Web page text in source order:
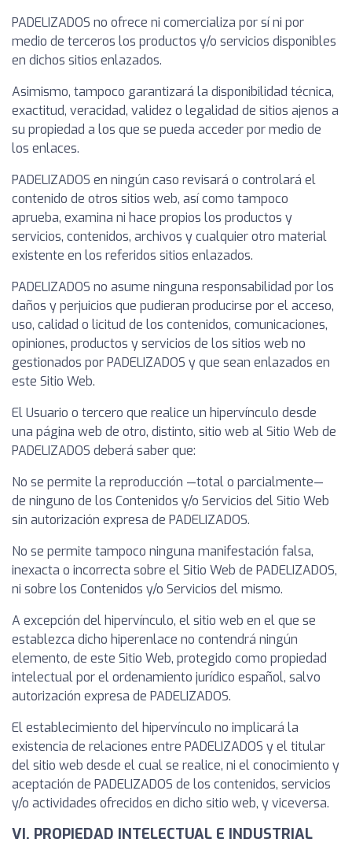
PADELIZADOS no ofrece ni comercializa por sí ni por
medio de terceros los productos y/o servicios disponibles
en dichos sitios enlazados.
Asimismo, tampoco garantizará la disponibilidad técnica,
exactitud, veracidad, validez o legalidad de sitios ajenos a
su propiedad a los que se pueda acceder por medio de
los enlaces.
PADELIZADOS en ningún caso revisará o controlará el
contenido de otros sitios web, así como tampoco
aprueba, examina ni hace propios los productos y
servicios, contenidos, archivos y cualquier otro material
existente en los referidos sitios enlazados.
PADELIZADOS no asume ninguna responsabilidad por los
daños y perjuicios que pudieran producirse por el acceso,
uso, calidad o licitud de los contenidos, comunicaciones,
opiniones, productos y servicios de los sitios web no
gestionados por PADELIZADOS y que sean enlazados en
este Sitio Web.
El Usuario o tercero que realice un hipervínculo desde
una página web de otro, distinto, sitio web al Sitio Web de
PADELIZADOS deberá saber que:
No se permite la reproducción —total o parcialmente—
de ninguno de los Contenidos y/o Servicios del Sitio Web
sin autorización expresa de PADELIZADOS.
No se permite tampoco ninguna manifestación falsa,
inexacta o incorrecta sobre el Sitio Web de PADELIZADOS,
ni sobre los Contenidos y/o Servicios del mismo.
A excepción del hipervínculo, el sitio web en el que se
establezca dicho hiperenlace no contendrá ningún
elemento, de este Sitio Web, protegido como propiedad
intelectual por el ordenamiento jurídico español, salvo
autorización expresa de PADELIZADOS.
El establecimiento del hipervínculo no implicará la
existencia de relaciones entre PADELIZADOS y el titular
del sitio web desde el cual se realice, ni el conocimiento y
aceptación de PADELIZADOS de los contenidos, servicios
y/o actividades ofrecidos en dicho sitio web, y viceversa.
VI. PROPIEDAD INTELECTUAL E INDUSTRIAL